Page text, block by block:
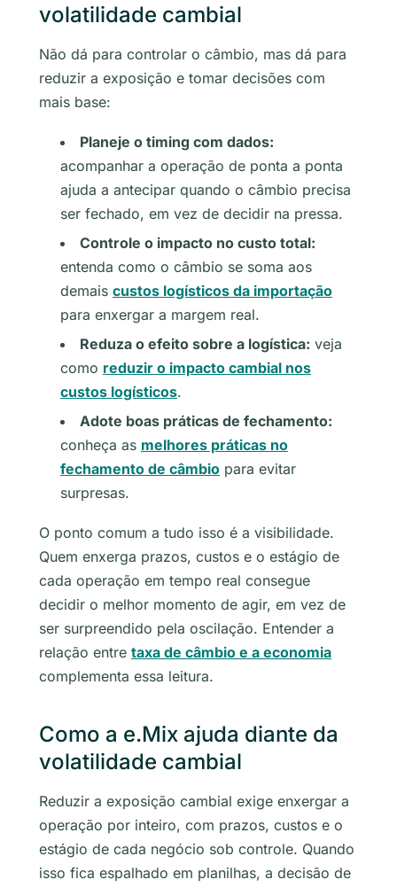
volatilidade cambial
Não dá para controlar o câmbio, mas dá para
reduzir a exposição e tomar decisões com
mais base:
Planeje o timing com dados:
acompanhar a operação de ponta a ponta
ajuda a antecipar quando o câmbio precisa
ser fechado, em vez de decidir na pressa.
Controle o impacto no custo total:
entenda como o câmbio se soma aos
demais custos logísticos da importação
para enxergar a margem real.
Reduza o efeito sobre a logística: veja
como reduzir o impacto cambial nos
custos logísticos.
Adote boas práticas de fechamento:
conheça as melhores práticas no
fechamento de câmbio para evitar
surpresas.
O ponto comum a tudo isso é a visibilidade.
Quem enxerga prazos, custos e o estágio de
cada operação em tempo real consegue
decidir o melhor momento de agir, em vez de
ser surpreendido pela oscilação. Entender a
relação entre taxa de câmbio e a economia
complementa essa leitura.
Como a e.Mix ajuda diante da
volatilidade cambial
Reduzir a exposição cambial exige enxergar a
operação por inteiro, com prazos, custos e o
estágio de cada negócio sob controle. Quando
isso fica espalhado em planilhas, a decisão de